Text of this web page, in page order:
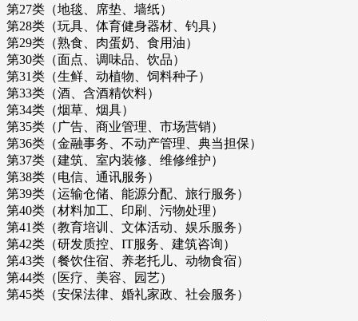
第27类（地毯、席垫、墙纸）
第28类（玩具、体育健身器材、钓具）
第29类（熟食、肉蛋奶、食用油）
第30类（面点、调味品、饮品）
第31类（生鲜、动植物、饲料种子）
第33类（酒、含酒精饮料）
第34类（烟草、烟具）
第35类（广告、商业管理、市场营销）
第36类（金融事务、不动产管理、典当担保）
第37类（建筑、室内装修、维修维护）
第38类（电信、通讯服务）
第39类（运输仓储、能源分配、旅行服务）
第40类（材料加工、印刷、污物处理）
第41类（教育培训、文体活动、娱乐服务）
第42类（研发质控、IT服务、建筑咨询）
第43类（餐饮住宿、养老托儿、动物食宿）
第44类（医疗、美容、园艺）
第45类（安保法律、婚礼家政、社会服务）